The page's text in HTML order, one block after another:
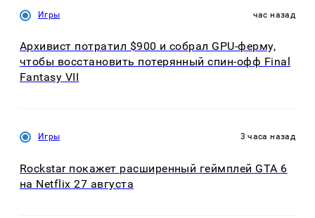
Игры час назад
Архивист потратил $900 и собрал GPU-ферму,
чтобы восстановить потерянный спин-офф Final
Fantasy VII
Игры 3 часа назад
Rockstar покажет расширенный геймплей GTA 6
на Netflix 27 августа